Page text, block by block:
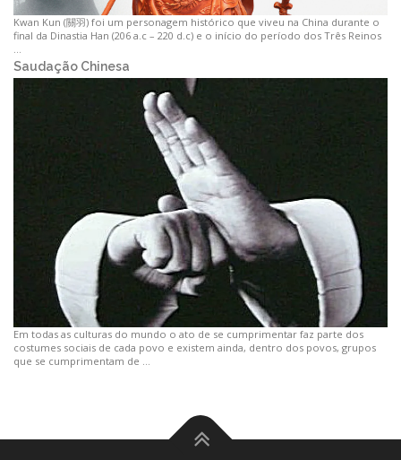
Kwan Kun (關羽) foi um personagem histórico que viveu na China durante o
final da Dinastia Han (206 a.c – 220 d.c) e o início do período dos Três Reinos
Saudação Chinesa
Em todas as culturas do mundo o ato de se cumprimentar faz parte dos
costumes sociais de cada povo e existem ainda, dentro dos povos, grupos
que se cumprimentam de …